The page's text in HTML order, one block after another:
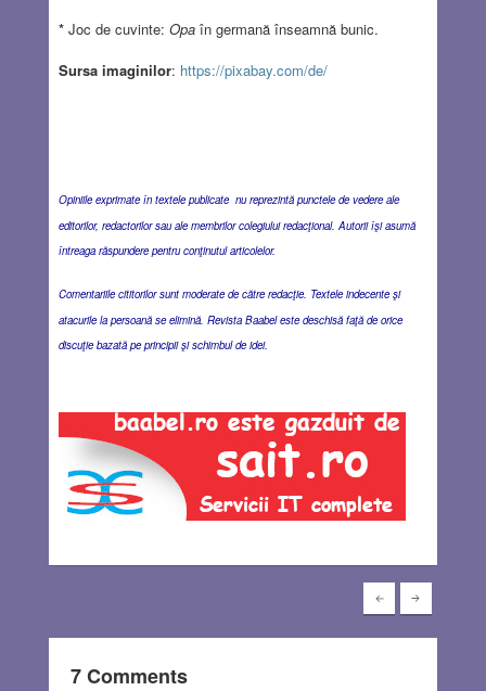
* Joc de cuvinte: Opaîn germană înseamnă bunic.
Sursa imaginilor: https://pixabay.com/de/
Opiniile exprimate în textele publicate nu reprezintă punctele de vedere ale
editorilor, redactorilor sau ale membrilor colegiului redacţional. Autorii îşi asumă
întreaga răspundere pentru conţinutul articolelor.
Comentariile cititorilor sunt moderate de către redacţie. Textele indecente şi
atacurile la persoană se elimină. Revista Baabel este deschisă faţă de orice
discuţie bazată pe principii şi schimbul de idei.
7 Comments